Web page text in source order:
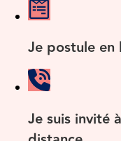
Je postule en
Je suis invité